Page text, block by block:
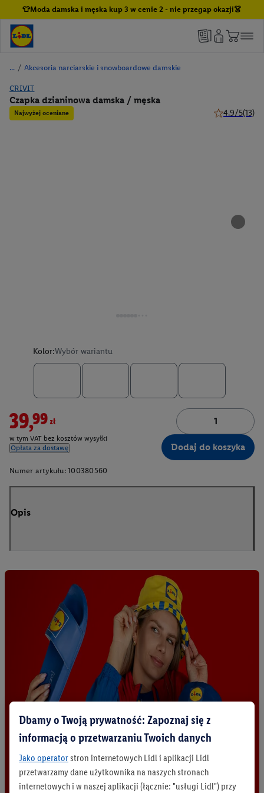
👕Moda damska i męska kup 3 w cenie 2 - nie przegap okazji👗
/ Akcesoria narciarskie i snowboardowe damskie
CRIVIT
Czapka dzianinowa damska / męska
Najwyżej oceniane 4.9/5(13)
Kolor:Wybór wariantu
39,99zł
w tym VAT bez kosztów wysyłki
Opłata za dostawę
Dodaj do koszyka
Numer artykułu: 100380560
Opis
Dbamy o Twoją prywatność: Zapoznaj się z
informacją o przetwarzaniu Twoich danych
Jako operatorstron internetowych Lidl i aplikacji Lidl
przetwarzamy dane użytkownika na naszych stronach
internetowych i w naszej aplikacji (łącznie: "usługi Lidl") przy